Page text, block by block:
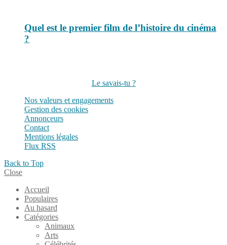
Quel est le premier film de l’histoire du cinéma
?
Le savais-tu ?
Nos valeurs et engagements
Gestion des cookies
Annonceurs
Contact
Mentions légales
Flux RSS
Back to Top
Close
Accueil
Populaires
Au hasard
Catégories
Animaux
Arts